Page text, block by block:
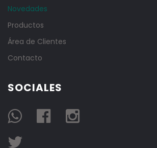
Novedades
Productos
Área de Clientes
Contacto
SOCIALES